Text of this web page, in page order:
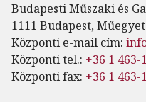
Budapesti Műszaki és
1111 Budapest,
Központi e-mail cím:
Központi tel.: +36 1 463-
Központi fax: +36 1 463-